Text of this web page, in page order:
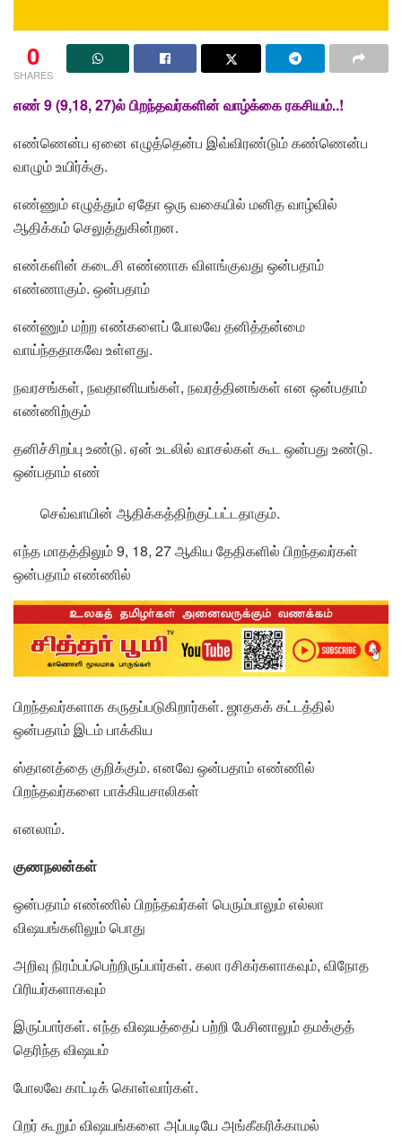
0
SHARES
எண் 9 (9,18, 27)ல் பிறந்தவர்களின் வாழ்க்கை ரகசியம்..!
எண்ணென்ப ஏனை எழுத்தென்ப இவ்விரண்டும் கண்ணென்ப
வாழும் உயிர்க்கு.
எண்ணும் எழுத்தும் ஏதோ ஒரு வகையில் மனித வாழ்வில்
ஆதிக்கம் செலுத்துகின்றன.
எண்களின் கடைசி எண்ணாக விளங்குவது ஒன்பதாம்
எண்ணாகும். ஒன்பதாம்
எண்ணும் மற்ற எண்களைப் போலவே தனித்தன்மை
வாய்ந்ததாகவே உள்ளது.
நவரசங்கள், நவதானியங்கள், நவரத்தினங்கள் என ஒன்பதாம்
எண்ணிற்கும்
தனிச்சிறப்பு உண்டு. ஏன் உடலில் வாசல்கள் கூட ஒன்பது உண்டு.
ஒன்பதாம் எண்
செவ்வாயின் ஆதிக்கத்திற்குட்பட்டதாகும்.
எந்த மாதத்திலும் 9, 18, 27 ஆகிய தேதிகளில் பிறந்தவர்கள்
ஒன்பதாம் எண்ணில்
பிறந்தவர்களாக கருதப்படுகிறார்கள். ஜாதகக் கட்டத்தில்
ஒன்பதாம் இடம் பாக்கிய
ஸ்தானத்தை குறிக்கும். எனவே ஒன்பதாம் எண்ணில்
பிறந்தவர்களை பாக்கியசாலிகள்
எனலாம்.
குணநலன்கள்
ஒன்பதாம் எண்ணில் பிறந்தவர்கள் பெரும்பாலும் எல்லா
விஷயங்களிலும் பொது
அறிவு நிரம்பப்பெற்றிருப்பார்கள். கலா ரசிகர்களாகவும், விநோத
பிரியர்களாகவும்
இருப்பார்கள். எந்த விஷயத்தைப் பற்றி பேசினாலும் தமக்குத்
தெரிந்த விஷயம்
போலவே காட்டிக் கொள்வார்கள்.
பிறர் கூறும் விஷயங்களை அப்படியே அங்கீகரிக்காமல்